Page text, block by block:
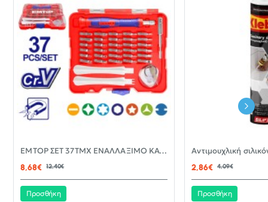
-30%EMTOP ΣΕΤ 37ΤΜΧ ΕΝΑΛΛΑΞΙΜΟ ΚΑΤΣΑΒΙΔΙ ΜΕ ΜΥΤΕΣ EBST03702
8,68€
12,40€
Προσθήκη
2,86€ 4,09€
Προσθήκη